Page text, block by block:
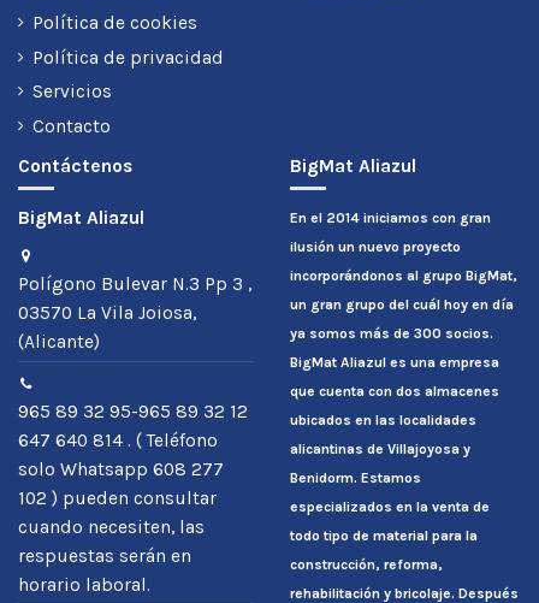
Política de cookies
Política de privacidad
Servicios
Contacto
Contáctenos
BigMat Aliazul
Polígono Bulevar N.3 Pp 3 ,
03570 La Vila Joiosa,
(Alicante)
965 89 32 95-965 89 32 12
647 640 814 . ( Teléfono
solo Whatsapp 608 277
102 ) pueden consultar
cuando necesiten, las
respuestas serán en
horario laboral.
BigMat Aliazul
En el 2014 iniciamos con gran
ilusión un nuevo proyecto
incorporándonos al grupo BigMat,
un gran grupo del cuál hoy en día
ya somos más de 300 socios.
BigMat Aliazul es una empresa
que cuenta con dos almacenes
ubicados en las localidades
alicantinas de Villajoyosa y
Benidorm. Estamos
especializados en la venta de
todo tipo de material para la
construcción, reforma,
rehabilitación y bricolaje. Después